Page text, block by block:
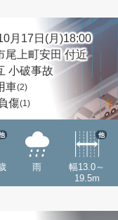
月17日(月)18:00
尾上町安田 付近
小破事故
車(2)
傷(1)
雨
幅13.0～
19.5m
他